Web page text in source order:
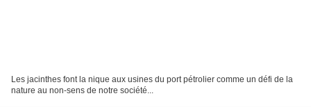
Les jacinthes font la nique aux usines du port pétrolier comme un défi de la
nature au non-sens de notre société...